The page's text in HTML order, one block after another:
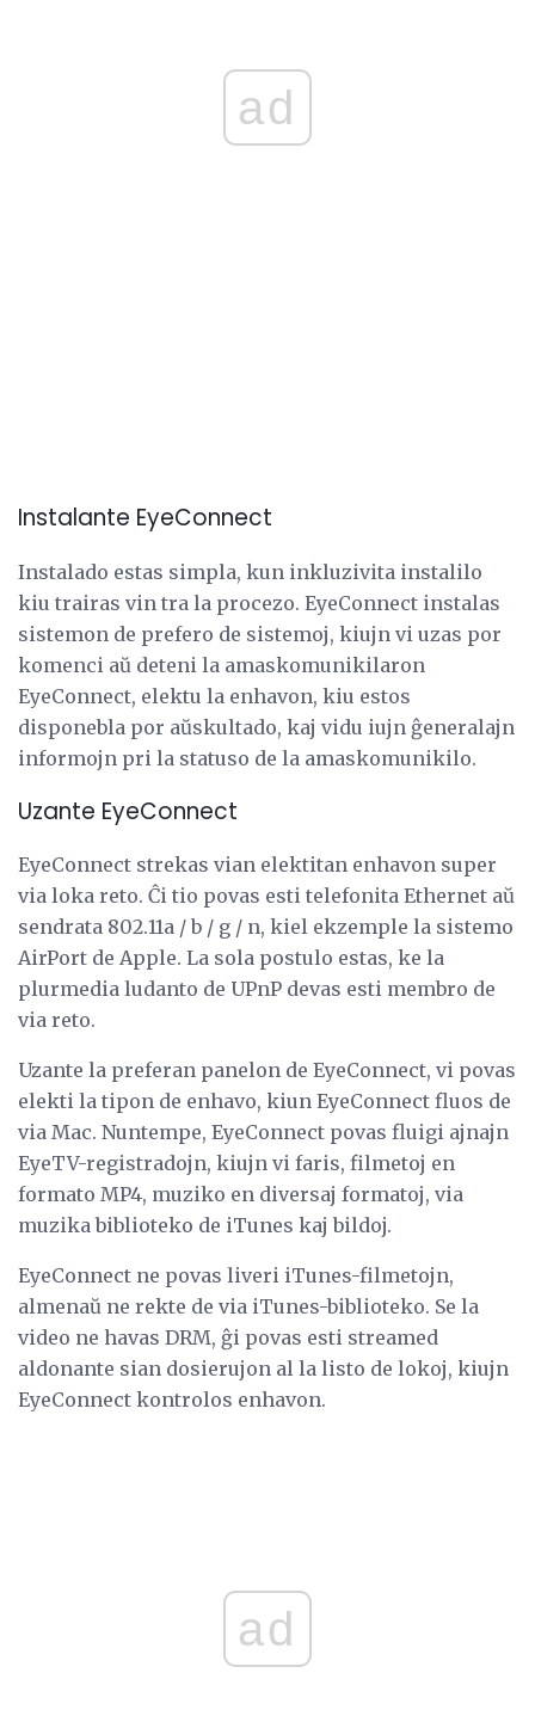
ad
Instalante EyeConnect
Instalado estas simpla, kun inkluzivita instalilo
kiu trairas vin tra la procezo. EyeConnect instalas
sistemon de prefero de sistemoj, kiujn vi uzas por
komenci aŭ deteni la amaskomunikilaron
EyeConnect, elektu la enhavon, kiu estos
disponebla por aŭskultado, kaj vidu iujn ĝeneralajn
informojn pri la statuso de la amaskomunikilo.
Uzante EyeConnect
EyeConnect strekas vian elektitan enhavon super
via loka reto. Ĉi tio povas esti telefonita Ethernet aŭ
sendrata 802.11a / b / g / n, kiel ekzemple la sistemo
AirPort de Apple. La sola postulo estas, ke la
plurmedia ludanto de UPnP devas esti membro de
via reto.
Uzante la preferan panelon de EyeConnect, vi povas
elekti la tipon de enhavo, kiun EyeConnect fluos de
via Mac. Nuntempe, EyeConnect povas fluigi ajnajn
EyeTV-registradojn, kiujn vi faris, filmetoj en
formato MP4, muziko en diversaj formatoj, via
muzika biblioteko de iTunes kaj bildoj.
EyeConnect ne povas liveri iTunes-filmetojn,
almenaŭ ne rekte de via iTunes-biblioteko. Se la
video ne havas DRM, ĝi povas esti streamed
aldonante sian dosierujon al la listo de lokoj, kiujn
EyeConnect kontrolos enhavon.
ad